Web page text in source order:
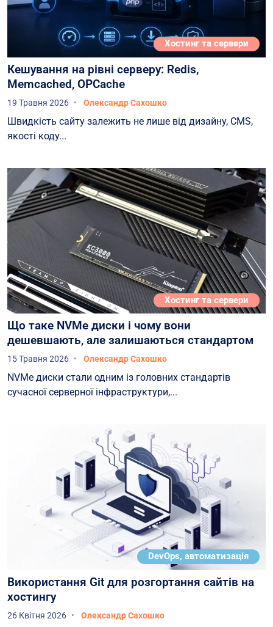
Хостинг та сервери
Кешування на рівні серверу: Redis,
Memcached, OPCache
19 Травня 2026 Олександр Сахошко
Швидкість сайту залежить не лише від дизайну, CMS,
якості коду...
Хостинг та сервери
Що таке NVMe диски і чому вони
дешевшають, але залишаються стандартом
15 Травня 2026 Олександр Сахошко
NVMe диски стали одним із головних стандартів
сучасної серверної інфраструктури,...
DevOps, автоматизація
Використання Git для розгортання сайтів на
хостингу
26 Квітня 2026 Олександр Сахошко